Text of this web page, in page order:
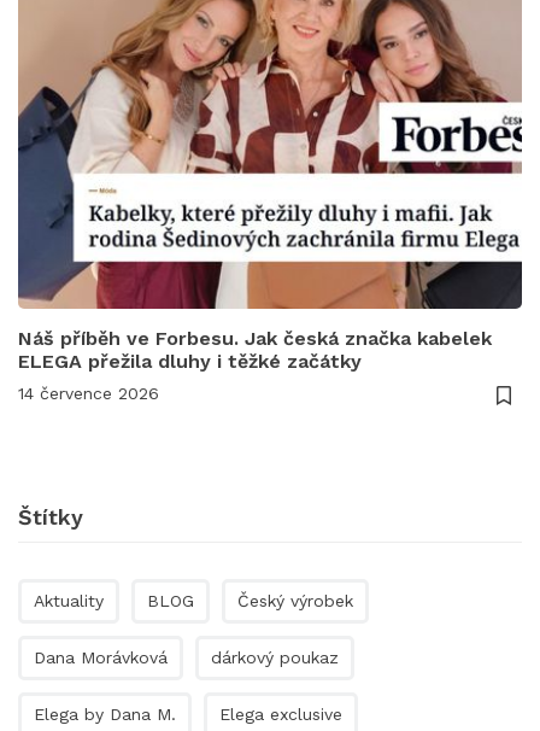
Náš příběh ve Forbesu. Jak česká značka kabelek
ELEGA přežila dluhy i těžké začátky
14 července 2026
Štítky
Aktuality BLOG Český výrobek
Dana Morávková dárkový poukaz
Elega by Dana M. Elega exclusive